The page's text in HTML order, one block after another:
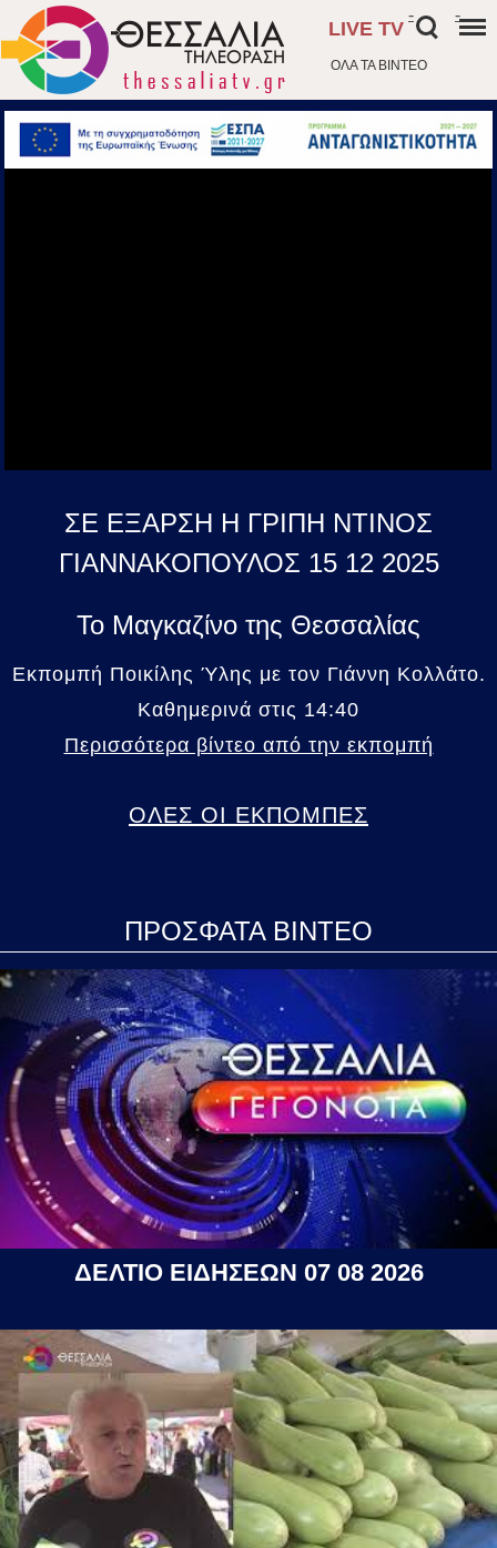
ΟΛΑ ΤΑ ΒΙΝΤΕΟ
LIVE TV
- -
ΣΕ ΕΞΑΡΣΗ Η ΓΡΙΠΗ ΝΤΙΝΟΣ
ΓΙΑΝΝΑΚΟΠΟΥΛΟΣ 15 12 2025
Το Μαγκαζίνο της Θεσσαλίας
Εκπομπή Ποικίλης Ύλης με τον Γιάννη Κολλάτο.
Καθημερινά στις 14:40
Περισσότερα βίντεο από την εκπομπή
ΟΛΕΣ ΟΙ ΕΚΠΟΜΠΕΣ
ΠΡΟΣΦΑΤΑ ΒΙΝΤΕΟ
ΔΕΛΤΙΟ ΕΙΔΗΣΕΩΝ 07 08 2026